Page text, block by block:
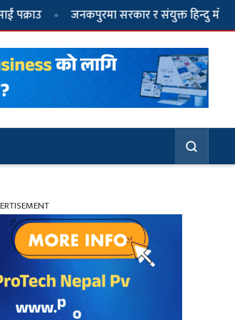
जनकपुरमा सरकार र संयुक्त हिन्दु मोर्चाबीच सहमति
आस्था र परम्पराको संगम :
विधिवत् मनाइँदै मधुश्रावणी पर्व
र संयुक्त हिन्दु मोर्चाबीच